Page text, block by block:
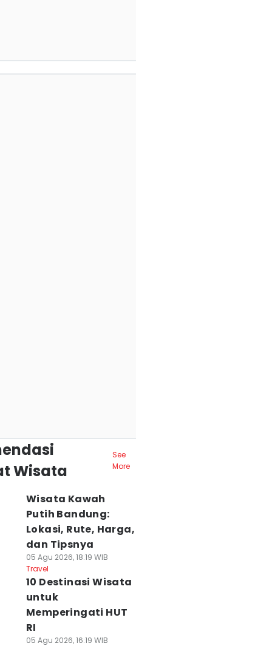
Wisata
See
More
Wisata Kawah
Putih Bandung:
Lokasi, Rute, Harga,
dan Tipsnya
05 Agu 2026, 18:19 WIB
Travel
10 Destinasi Wisata
untuk
Memperingati HUT
RI
05 Agu 2026, 16:19 WIB